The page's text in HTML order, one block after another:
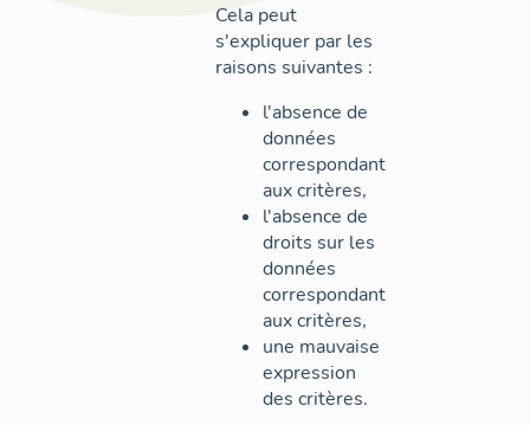
Cela peut
s'expliquer par les
raisons suivantes :
l'absence de
données
correspondant
aux critères,
l'absence de
droits sur les
données
correspondant
aux critères,
une mauvaise
expression
des critères.